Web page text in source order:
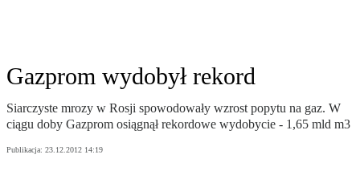
Gazprom wydobył rekord
Siarczyste mrozy w Rosji spowodowały wzrost popytu na gaz. W
ciągu doby Gazprom osiągnął rekordowe wydobycie - 1,65 mld m3
Publikacja: 23.12.2012 14:19